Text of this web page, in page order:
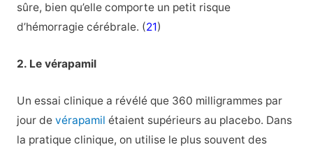
sûre, bien qu’elle comporte un petit risque
d’hémorragie cérébrale. (21)
2. Le vérapamil
Un essai clinique a révélé que 360 milligrammes par
jour de vérapamil étaient supérieurs au placebo. Dans
la pratique clinique, on utilise le plus souvent des